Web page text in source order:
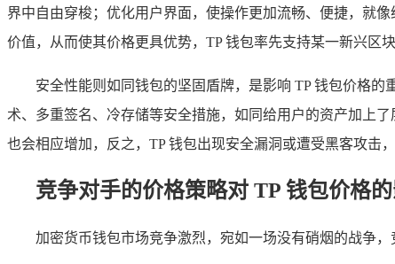
界中自由穿梭；优化用户界面，使操作更加流畅、便捷，就
价值，从而使其价格更具优势，TP 钱包率先支持某一新兴区
安全性能则如同钱包的坚固盾牌，是影响 TP 钱包价格
术、多重签名、冷存储等安全措施，如同给用户的资产加上
也会相应增加，反之，TP 钱包出现安全漏洞或遭受黑客攻击
竞争对手的价格策略对 TP 钱包价格
加密货币钱包市场竞争激烈，宛如一场没有硝烟的战争